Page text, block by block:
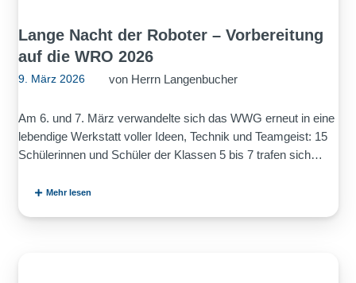
Lange Nacht der Roboter – Vorbereitung
auf die WRO 2026
9. März 2026 von Herrn Langenbucher
Am 6. und 7. März verwandelte sich das WWG erneut in eine
lebendige Werkstatt voller Ideen, Technik und Teamgeist: 15
Schülerinnen und Schüler der Klassen 5 bis 7 trafen sich…
Mehr lesen